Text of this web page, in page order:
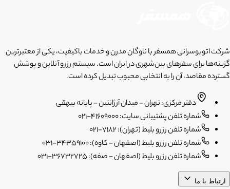
شرکت اتوبوسرانی همسفر با ناوگان مدرن و خدمات باکیفیت، یکی از معتبرترین
گزینه‌ها برای سفرهای بین‌شهری در ایران است. سیستم رزرو آنلاین و پوشش
گسترده مقاصد، آن را به انتخابی محبوب تبدیل کرده است.
دفتر مرکزی: تهران - میدان آرژانتین - پایانه بیهقی
شماره تلفن پشتیبانی سایت: 41609000-021
شماره تلفن رزرو بلیط (تهران): 7182-021
شماره تلفن رزرو بلیط (اصفهان - کاوه): 34359100-031
شماره تلفن رزرو بلیط (اصفهان - صفه): 36732725-031
ارتباط با ما